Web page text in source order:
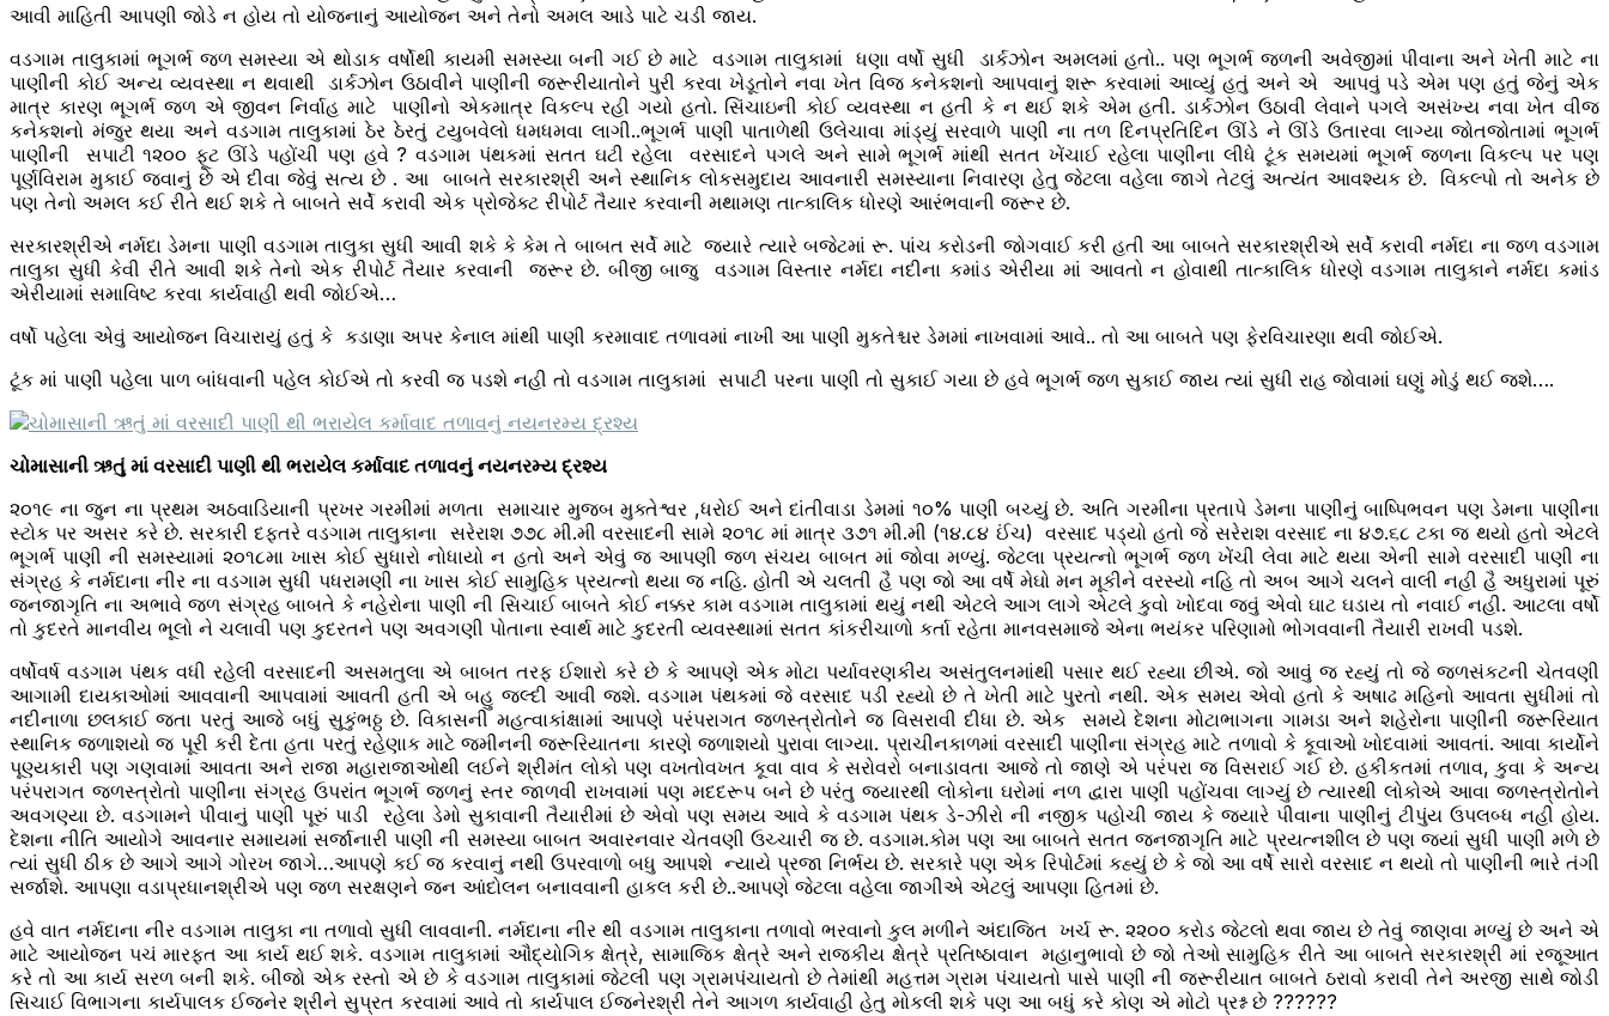
આવી માહિતી આપણી જોડે ન હોય તો યોજનાનું આયોજન અને તેનો અમલ આડે પાટે ચડી જાય.
વડગામ તાલુકામાં ભૂગર્ભ જળ સમસ્યા એ થોડાક વર્ષોથી કાયમી સમસ્યા બની ગઈ છે માટે વડગામ તાલુકામાં ધણા વર્ષો સુધી ડાર્કઝોન અમલમાં હતો.. પણ ભૂગર્ભ જળની અવેજીમાં પીવાના અને ખેતી માટે ના
પાણીની કોઈ અન્ય વ્યવસ્થા ન થવાથી ડાર્કઝોન ઉઠાવીને પાણીની જરૂરીયાતોને પુરી કરવા ખેડૂતોને નવા ખેત વિજ કનેકશનો આપવાનું શરૂ કરવામાં આવ્યું હતું અને એ આપવું પડે એમ પણ હતું જેનું એક
માત્ર કારણ ભૂગર્ભ જળ એ જીવન નિર્વાહ માટે પાણીનો એકમાત્ર વિકલ્પ રહી ગયો હતો. સિંચાઇની કોઈ વ્યવસ્થા ન હતી કે ન થઈ શકે એમ હતી. ડાર્કઝોન ઉઠાવી લેવાને પગલે અસંખ્ય નવા ખેત વીજ
કનેકશનો મંજુર થયા અને વડગામ તાલુકામાં ઠેર ઠેરતું ટયુબવેલો ધમધમવા લાગી..ભૂગર્ભ પાણી પાતાળેથી ઉલેચાવા માંડ્યું સરવાળે પાણી ના તળ દિનપ્રતિદિન ઊંડે ને ઊંડે ઉતારવા લાગ્યા જોતજોતામાં ભૂગર્ભ
પાણીની સપાટી ૧૨૦૦ ફૂટ ઊંડે પહોંચી પણ હવે ? વડગામ પંથકમાં સતત ઘટી રહેલા વરસાદને પગલે અને સામે ભૂગર્ભ માંથી સતત ખેંચાઈ રહેલા પાણીના લીધે ટૂંક સમયમાં ભૂગર્ભ જળના વિકલ્પ પર પણ
પૂર્ણવિરામ મુકાઈ જવાનું છે એ દીવા જેવું સત્ય છે . આ બાબતે સરકારશ્રી અને સ્થાનિક લોકસમુદાય આવનારી સમસ્યાના નિવારણ હેતુ જેટલા વહેલા જાગે તેટલું અત્યંત આવશ્યક છે. વિકલ્પો તો અનેક છે
પણ તેનો અમલ કઈ રીતે થઈ શકે તે બાબતે સર્વે કરાવી એક પ્રોજેક્ટ રીપોર્ટ તૈયાર કરવાની મથામણ તાત્કાલિક ધોરણે આરંભવાની જરૂર છે.
સરકારશ્રીએ નર્મદા ડેમના પાણી વડગામ તાલુકા સુધી આવી શકે કે કેમ તે બાબત સર્વે માટે જ્યારે ત્યારે બજેટમાં રૂ. પાંચ કરોડની જોગવાઈ કરી હતી આ બાબતે સરકારશ્રીએ સર્વે કરાવી નર્મદા ના જળ વડગામ
તાલુકા સુધી કેવી રીતે આવી શકે તેનો એક રીપોર્ટ તૈયાર કરવાની જરૂર છે. બીજી બાજુ વડગામ વિસ્તાર નર્મદા નદીના કમાંડ એરીયા માં આવતો ન હોવાથી તાત્કાલિક ધોરણે વડગામ તાલુકાને નર્મદા કમાંડ
એરીયામાં સમાવિષ્ટ કરવા કાર્યવાહી થવી જોઈએ…
વર્ષો પહેલા એવું આયોજન વિચારાયું હતું કે કડાણા અપર કેનાલ માંથી પાણી કરમાવાદ તળાવમાં નાખી આ પાણી મુકતેશ્ચર ડેમમાં નાખવામાં આવે.. તો આ બાબતે પણ ફેરવિચારણા થવી જોઈએ.
ટૂંક માં પાણી પહેલા પાળ બાંધવાની પહેલ કોઈએ તો કરવી જ પડશે નહી તો વડગામ તાલુકામાં સપાટી પરના પાણી તો સુકાઈ ગયા છે હવે ભૂગર્ભ જળ સુકાઈ જાય ત્યાં સુધી રાહ જોવામાં ઘણું મોડું થઈ જશે….
ચોમાસાની ઋતું માં વરસાદી પાણી થી ભરાયેલ કર્માવાદ તળાવનું નયનરમ્ય દ્રશ્ય
૨૦૧૯ ના જુન ના પ્રથમ અઠવાડિયાની પ્રખર ગરમીમાં મળતા સમાચાર મુજબ મુક્તેશ્વર ,ધરોઈ અને દાંતીવાડા ડેમમાં ૧૦% પાણી બચ્યું છે. અતિ ગરમીના પ્રતાપે ડેમના પાણીનું બાષ્પિભવન પણ ડેમના પાણીના
સ્ટોક પર અસર કરે છે. સરકારી દફતરે વડગામ તાલુકાના સરેરાશ ૭૭૮ મી.મી વરસાદની સામે ૨૦૧૮ માં માત્ર ૩૭૧ મી.મી (૧૪.૮૪ ઈંચ) વરસાદ પડ્યો હતો જે સરેરાશ વરસાદ ના ૪૭.૬૮ ટકા જ થયો હતો એટલે
ભૂગર્ભ પાણી ની સમસ્યામાં ૨૦૧૮મા ખાસ કોઈ સુધારો નોધાયો ન હતો અને એવું જ આપણી જળ સંચય બાબત માં જોવા મળ્યું. જેટલા પ્રયત્નો ભૂગર્ભ જળ ખેંચી લેવા માટે થયા એની સામે વરસાદી પાણી ના
સંગ્રહ કે નર્મદાના નીર ના વડગામ સુધી પધરામણી ના ખાસ કોઈ સામુહિક પ્રયત્નો થયા જ નહિ. હોતી એ ચલતી હૈ પણ જો આ વર્ષે મેઘો મન મૂકીને વરસ્યો નહિ તો અબ આગે ચલને વાલી નહી હૈ અધુરામાં પૂરું
જનજાગૃતિ ના અભાવે જળ સંગ્રહ બાબતે કે નહેરોના પાણી ની સિચાઈ બાબતે કોઈ નક્કર કામ વડગામ તાલુકામાં થયું નથી એટલે આગ લાગે એટલે કુવો ખોદવા જવું એવો ઘાટ ઘડાય તો નવાઈ નહી. આટલા વર્ષો
તો કુદરતે માનવીય ભૂલો ને ચલાવી પણ કુદરતને પણ અવગણી પોતાના સ્વાર્થ માટે કુદરતી વ્યવસ્થામાં સતત કાંકરીચાળો કર્તા રહેતા માનવસમાજે એના ભયંકર પરિણામો ભોગવવાની તૈયારી રાખવી પડશે.
વર્ષોવર્ષ વડગામ પંથક વધી રહેલી વરસાદની અસમતુલા એ બાબત તરફ ઈશારો કરે છે કે આપણે એક મોટા પર્યાવરણકીય અસંતુલનમાંથી પસાર થઈ રહ્યા છીએ. જો આવું જ રહ્યું તો જે જળસંકટની ચેતવણી
આગામી દાયકાઓમાં આવવાની આપવામાં આવતી હતી એ બહુ જલ્દી આવી જશે. વડગામ પંથકમાં જે વરસાદ પડી રહ્યો છે તે ખેતી માટે પુરતો નથી. એક સમય એવો હતો કે અષાઢ મહિનો આવતા સુધીમાં તો
નદીનાળા છલકાઈ જતા પરતું આજે બધું સુકુંભઠ્ઠ છે. વિકાસની મહત્વાકાંક્ષામાં આપણે પરંપરાગત જળસ્ત્રોતોને જ વિસરાવી દીધા છે. એક સમયે દેશના મોટાભાગના ગામડા અને શહેરોના પાણીની જરૂરિયાત
સ્થાનિક જળાશયો જ પૂરી કરી દેતા હતા પરતું રહેણાક માટે જમીનની જરૂરિયાતના કારણે જળાશયો પુરાવા લાગ્યા. પ્રાચીનકાળમાં વરસાદી પાણીના સંગ્રહ માટે તળાવો કે કૂવાઓ ખોદવામાં આવતાં. આવા કાર્યોને
પૂણ્યકારી પણ ગણવામાં આવતા અને રાજા મહારાજાઓથી લઈને શ્રીમંત લોકો પણ વખતોવખત કૂવા વાવ કે સરોવરો બનાડાવતા આજે તો જાણે એ પરંપરા જ વિસરાઈ ગઈ છે. હકીકતમાં તળાવ, કુવા કે અન્ય
પરંપરાગત જળસ્ત્રોતો પાણીના સંગ્રહ ઉપરાંત ભૂગર્ભ જળનું સ્તર જાળવી રાખવામાં પણ મદદરૂપ બને છે પરંતુ જ્યારથી લોકોના ઘરોમાં નળ દ્વારા પાણી પહોંચવા લાગ્યું છે ત્યારથી લોકોએ આવા જળસ્ત્રોતોને
અવગણ્યા છે. વડગામને પીવાનું પાણી પૂરું પાડી રહેલા ડેમો સુકાવાની તૈયારીમાં છે એવો પણ સમય આવે કે વડગામ પંથક ડે-ઝીરો ની નજીક પહોચી જાય કે જ્યારે પીવાના પાણીનું ટીપુંય ઉપલબ્ધ નહી હોય.
દેશના નીતિ આયોગે આવનાર સમાયમાં સર્જાનારી પાણી ની સમસ્યા બાબત અવારનવાર ચેતવણી ઉચ્ચારી જ છે. વડગામ.કોમ પણ આ બાબતે સતત જનજાગૃતિ માટે પ્રયત્નશીલ છે પણ જ્યાં સુધી પાણી મળે છે
ત્યાં સુધી ઠીક છે આગે આગે ગોરખ જાગે…આપણે કઈ જ કરવાનું નથી ઉપરવાળો બધુ આપશે ન્યાયે પ્રજા નિર્ભય છે. સરકારે પણ એક રિપોર્ટમાં કહ્યું છે કે જો આ વર્ષે સારો વરસાદ ન થયો તો પાણીની ભારે તંગી
સર્જાશે. આપણા વડાપ્રધાનશ્રીએ પણ જળ સરક્ષણને જન આંદોલન બનાવવાની હાકલ કરી છે..આપણે જેટલા વહેલા જાગીએ એટલું આપણા હિતમાં છે.
હવે વાત નર્મદાના નીર વડગામ તાલુકા ના તળાવો સુધી લાવવાની. નર્મદાના નીર થી વડગામ તાલુકાના તળાવો ભરવાનો કુલ મળીને અંદાજિત ખર્ચ રૂ. ૨૨૦૦ કરોડ જેટલો થવા જાય છે તેવું જાણવા મળ્યું છે અને એ
માટે આયોજન પચં મારફત આ કાર્ય થઈ શકે. વડગામ તાલુકામાં ઔદ્યોગિક ક્ષેત્રે, સામાજિક ક્ષેત્રે અને રાજકીય ક્ષેત્રે પ્રતિષ્ઠાવાન મહાનુભાવો છે જો તેઓ સામુહિક રીતે આ બાબતે સરકારશ્રી માં રજૂઆત
કરે તો આ કાર્ય સરળ બની શકે. બીજો એક રસ્તો એ છે કે વડગામ તાલુકામાં જેટલી પણ ગ્રામપંચાયતો છે તેમાંથી મહત્તમ ગ્રામ પંચાયતો પાસે પાણી ની જરૂરીયાત બાબતે ઠરાવો કરાવી તેને અરજી સાથે જોડી
સિચાઈ વિભાગના કાર્યપાલક ઈજનેર શ્રીને સુપ્રત કરવામાં આવે તો કાર્યપાલ ઈજનેરશ્રી તેને આગળ કાર્યવાહી હેતુ મોકલી શકે પણ આ બધું કરે કોણ એ મોટો પ્રશ્ન છે ??????